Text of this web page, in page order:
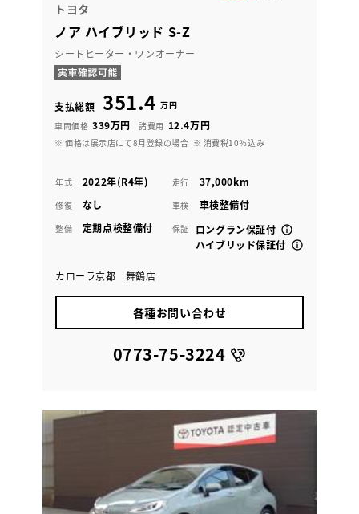
トヨタ
ノア ハイブリッド S-Z
シートヒーター・ワンオーナー
支払総額 351.4 万円
車両価格 339万円 諸費用 12.4万円
※ 価格は展示店にて8月登録の場合 ※ 消費税10％込み
年式 2022年(R4年) 走行 37,000km
修復 なし 車検 車検整備付
整備 定期点検整備付 保証
ロングラン保証付
ハイブリッド保証付
カローラ京都 舞鶴店
各種お問い合わせ
0773-75-3224